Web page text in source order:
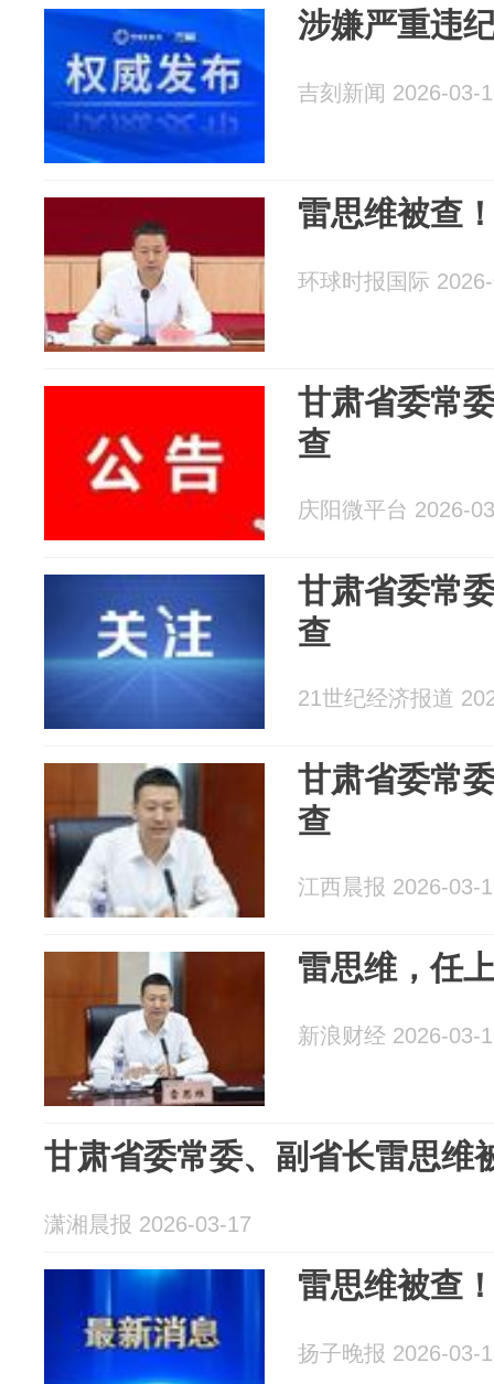
涉嫌严重违
吉刻新闻 2026-03-
雷思维被查
环球时报国际
甘肃省委常
查
庆阳微平台 2026-
甘肃省委常
查
21世纪经济报道
甘肃省委常
查
江西晨报 2026-03-
雷思维，任
新浪财经 2026-03-
甘肃省委常委、副省长雷思维
潇湘晨报 2026-03-17
雷思维被查
扬子晚报 2026-03-